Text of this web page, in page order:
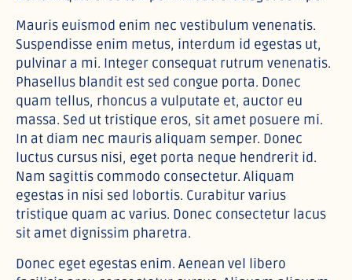
Mauris euismod enim nec vestibulum venenatis.
Suspendisse enim metus, interdum id egestas ut,
pulvinar a mi. Integer consequat rutrum venenatis.
Phasellus blandit est sed congue porta. Donec
quam tellus, rhoncus a vulputate et, auctor eu
massa. Sed ut tristique eros, sit amet posuere mi.
In at diam nec mauris aliquam semper. Donec
luctus cursus nisi, eget porta neque hendrerit id.
Nam sagittis commodo consectetur. Aliquam
egestas in nisi sed lobortis. Curabitur varius
tristique quam ac varius. Donec consectetur lacus
sit amet dignissim pharetra.
Donec eget egestas enim. Aenean vel libero